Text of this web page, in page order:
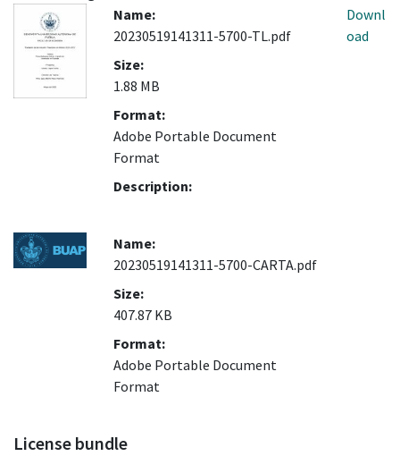
Name:
20230519141311-5700-TL.pdf
Size:
1.88 MB
Format:
Adobe Portable Document
Format
Description:
Downl
oad
Name:
20230519141311-5700-CARTA.pdf
Size:
407.87 KB
Format:
Adobe Portable Document
Format
License bundle